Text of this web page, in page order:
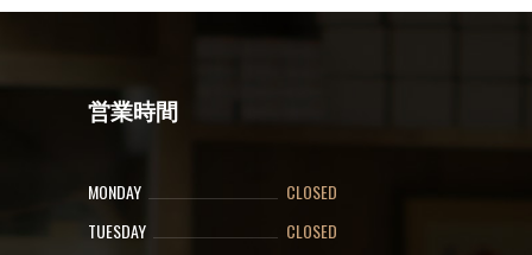
営業時間
MONDAY
CLOSED
TUESDAY
CLOSED